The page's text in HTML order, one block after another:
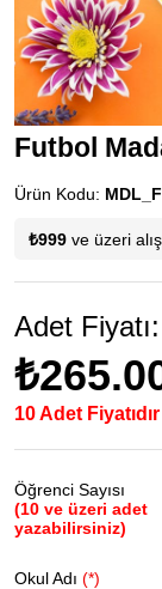
Futbol
Ürün Kodu:
₺999 ve üzeri
Adet Fiyatı:
10 Adet Fiyatıdır
Öğrenci Sayısı
(10 ve üzeri adet
yazabilirsiniz)
Okul Adı (*)